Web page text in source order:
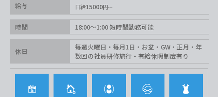
給与 日給15000円
時間 18:00〜1:00 短時間勤務可能
休日
毎週火曜日・毎月1日・お盆・GW・正月・年
数回の社員研修旅行・有給休暇制度有り